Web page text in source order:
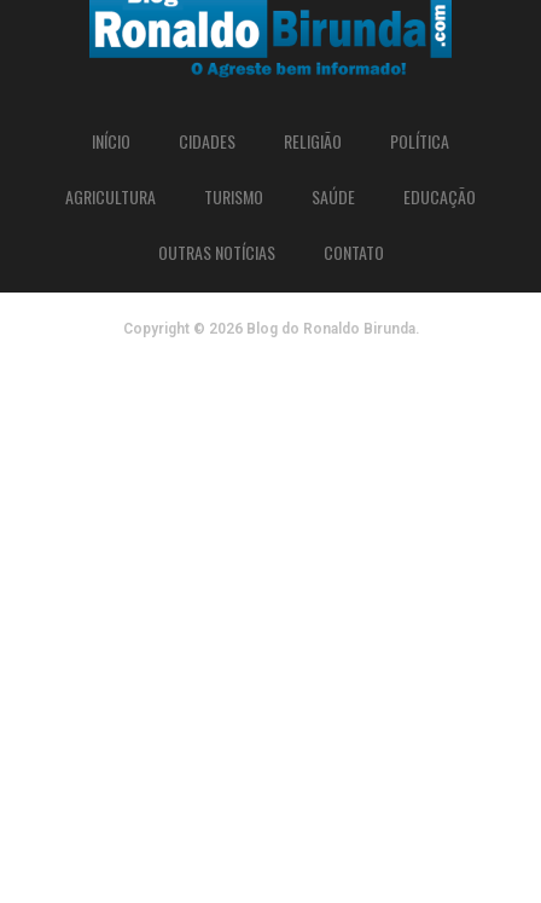
INÍCIO CIDADES RELIGIÃO POLÍTICA
AGRICULTURA TURISMO SAÚDE EDUCAÇÃO
OUTRAS NOTÍCIAS CONTATO
Copyright © 2026 Blog do Ronaldo Birunda.